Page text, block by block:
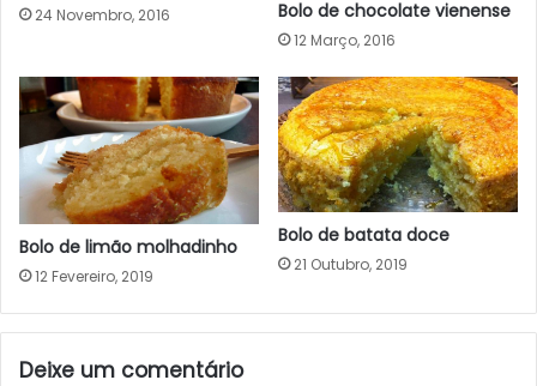
24 Novembro, 2016 Bolo de chocolate vienense
12 Março, 2016
Bolo de limão molhadinho
12 Fevereiro, 2019
Bolo de batata doce
21 Outubro, 2019
Deixe um comentário